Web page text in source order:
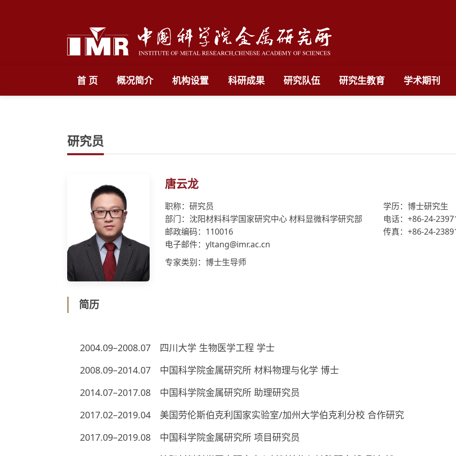
首 页 概况简介 机构设置 科研成果 研究队伍 研究生教育 学术期刊
研究员
唐云龙
职称：研究员
学历：博士研究生
部门：沈阳材料科学国家研究中心 材料显微科学研究部
电话：+86-24-
邮政编码：110016
传真：+86-24-
电子邮件：yltang@imr.ac.cn
专家类别：博士生导师
简历
2004.09–2008.07 四川大学 生物医学工程 学士
2008.09–2014.07 中国科学院金属研究所 材料物理与化学 博士
2014.07–2017.08 中国科学院金属研究所 助理研究员
2017.02–2019.04 美国劳伦斯伯克利国家实验室/加州大学伯克利分校 合作研究
2017.09–2019.08 中国科学院金属研究所 项目研究员